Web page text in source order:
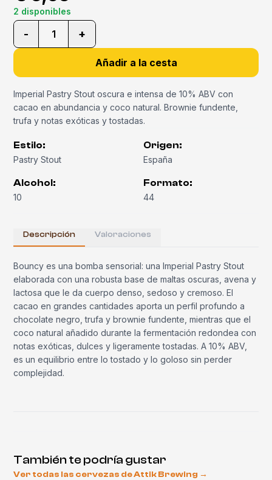
2 disponibles
- 1 +
Añadir a la cesta
Imperial Pastry Stout oscura e intensa de 10% ABV con
cacao en abundancia y coco natural. Brownie fundente,
trufa y notas exóticas y tostadas.
Estilo:
Pastry Stout
Origen:
España
Alcohol:
10
Formato:
44
Descripción Valoraciones
Bouncy es una bomba sensorial: una Imperial Pastry Stout
elaborada con una robusta base de maltas oscuras, avena y
lactosa que le da cuerpo denso, sedoso y cremoso. El
cacao en grandes cantidades aporta un perfil profundo a
chocolate negro, trufa y brownie fundente, mientras que el
coco natural añadido durante la fermentación redondea con
notas exóticas, dulces y ligeramente tostadas. A 10% ABV,
es un equilibrio entre lo tostado y lo goloso sin perder
complejidad.
También te podría gustar
Ver todas las cervezas deAttik Brewing →